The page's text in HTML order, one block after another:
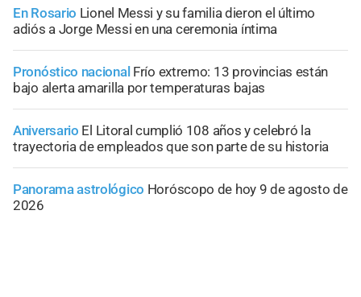
En Rosario Lionel Messi y su familia dieron el último
adiós a Jorge Messi en una ceremonia íntima
Pronóstico nacional Frío extremo: 13 provincias están
bajo alerta amarilla por temperaturas bajas
Aniversario El Litoral cumplió 108 años y celebró la
trayectoria de empleados que son parte de su historia
Panorama astrológico Horóscopo de hoy 9 de agosto de
2026